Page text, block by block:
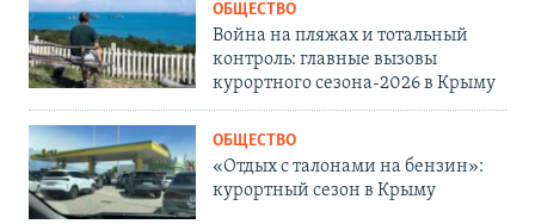
ОБЩЕСТВО
Война на пляжах и тотальный
контроль: главные вызовы
курортного сезона-2026 в Крыму
ОБЩЕСТВО
«Отдых с талонами на бензин»:
курортный сезон в Крыму